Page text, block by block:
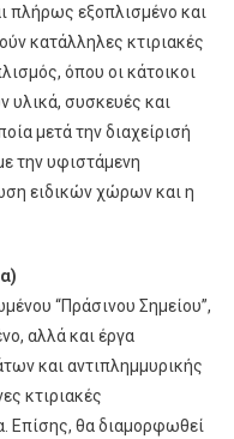
πλήρως εξοπλισμένο και
κατάλληλες κτιριακές
όπου οι κάτοικοι
υλικά, συσκευές και
μετά την διαχείρισή
την υφιστάμενη
ειδικών χώρων και η
“Πράσινου Σημείου”,
αλλά και έργα
και αντιπλημμυρικής
κτιριακές
Επίσης, θα διαμορφωθεί